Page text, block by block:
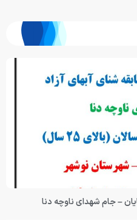
– جام شهدای ناوچه دنا